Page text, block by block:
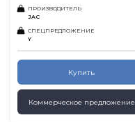
ПРОИЗВОДИТЕЛЬ
JAC
СПЕЦПРЕДЛОЖЕНИЕ
Y
Купить
Коммерческое предложение